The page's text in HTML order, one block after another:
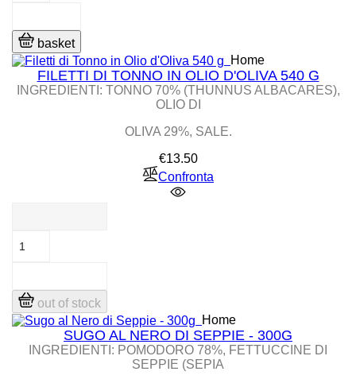
basket
Home
FILETTI DI TONNO IN OLIO D'OLIVA 540 G
INGREDIENTI: TONNO 70% (THUNNUS ALBACARES),
OLIO DI
OLIVA 29%, SALE.
€13.50Price
Confronta
out of stock
Home
SUGO AL NERO DI SEPPIE - 300G
INGREDIENTI: POMODORO 78%, FETTUCCINE DI
SEPPIE (SEPIA